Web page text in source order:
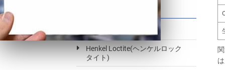
Henkel Loctite(ヘンケルロック
タイト)